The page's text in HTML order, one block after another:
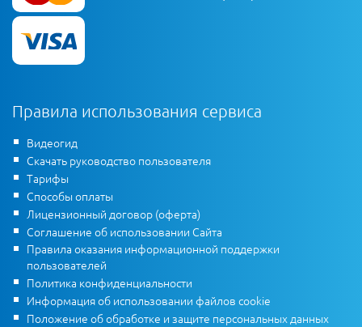
Правила использования сервиса
Видеогид
Скачать руководство пользователя
Тарифы
Способы оплаты
Лицензионный договор (оферта)
Соглашение об использовании Сайта
Правила оказания информационной поддержки
пользователей
Политика конфиденциальности
Информация об использовании файлов cookie
Положение об обработке и защите персональных данных